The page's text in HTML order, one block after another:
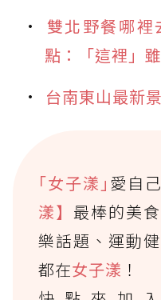
雙北野餐哪
點：「這裡」
台南東山最新
｢女子漾｣ 愛自
漾】最棒的美
樂話題、運動
都在女子漾 ！